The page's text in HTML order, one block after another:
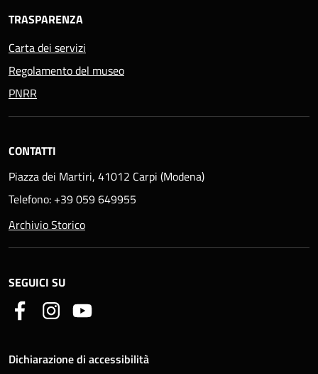
TRASPARENZA
Carta dei servizi
Regolamento del museo
PNRR
CONTATTI
Piazza dei Martiri, 41012 Carpi (Modena)
Telefono: +39 059 649955
Archivio Storico
SEGUICI SU
Dichiarazione di accessibilità